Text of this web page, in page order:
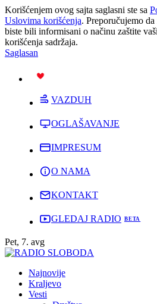
Korišćenjem ovog sajta saglasni ste sa
Uslovima korišćenja. Preporučujemo
biste bili informisani o načinu zaštite
korišćenja sadržaja.
Saglasan
VAZDUH
OGLAŠAVANJE
IMPRESUM
O NAMA
KONTAKT
GLEDAJ RADIO
Pet, 7. avg
Najnovije
Kraljevo
Vesti